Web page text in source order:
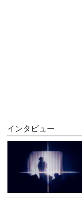
インタビュー